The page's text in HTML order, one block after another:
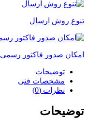
HGD
تنوع روش ارسال
امکان صدور فاکتور رسمی
توضیحات
مشخصات فنی
نظرات (0)
توضیحات